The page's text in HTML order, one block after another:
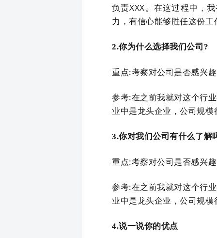
负责XXX。在这过程中，
力，有信心能够胜任这份
2.你为什么选择我们公司?
重点:考察对公司是否感兴
参考:在之前我就对这个行
业中是龙头企业，公司规
3.你对我们公司有什么了解
重点:考察对公司是否感兴
参考:在之前我就对这个行
业中是龙头企业，公司规
4.说一说你的优点